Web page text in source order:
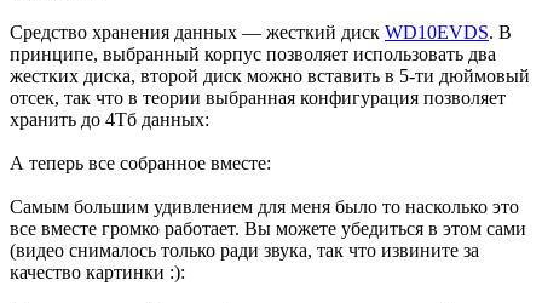
Средство хранения данных — жесткий диск WD10EVDS. В
принципе, выбранный корпус позволяет использовать два
жестких диска, второй диск можно вставить в 5-ти дюймовый
отсек, так что в теории выбранная конфигурация позволяет
хранить до 4Тб данных:
А теперь все собранное вместе:
Самым большим удивлением для меня было то насколько это
все вместе громко работает. Вы можете убедиться в этом сами
(видео снималось только ради звука, так что извините за
качество картинки :):